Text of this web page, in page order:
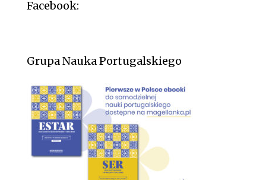
Facebook:
Grupa Nauka Portugalskiego